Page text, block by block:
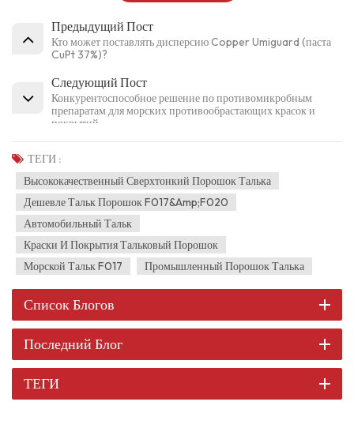
Предыдущий Пост
Кто может поставлять дисперсию Copper Umiguard (паста
CuPt 37%)?
Следующий Пост
Конкурентоспособное решение по противомикробным
препаратам для морских противообрастающих красок и
покрытий
ТЕГИ :
Высококачественный Сверхтонкий Порошок Талька
Дешевле Тальк Порошок F017&amp;F020
Автомобильный Тальк
Краски И Покрытия Тальковый Порошок
Морской Тальк F017
Промышленный Порошок Талька
Список Блогов
Последний Блог
ТЕГИ